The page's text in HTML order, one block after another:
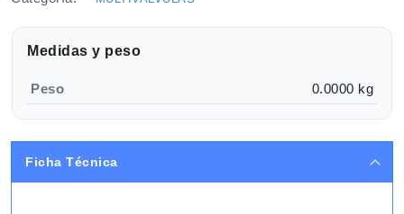
Medidas y peso
Peso 0.0000 kg
Ficha Técnica